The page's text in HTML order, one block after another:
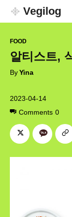
Vegilog
2023-04-14
Comments 0
FOOD
알티스트,
ByYina